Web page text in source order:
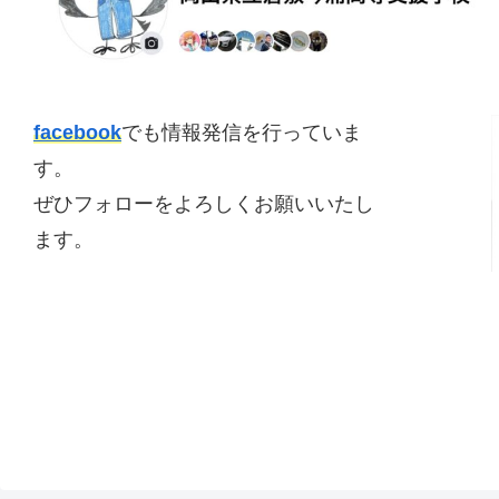
facebookでも情報発信を行っていま
す。
ぜひフォローをよろしくお願いいたし
ます。